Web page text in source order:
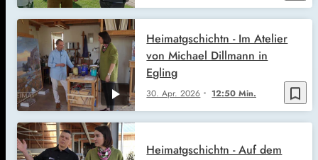
bookmark_border
30. Apr. 2026 12:50 Min.
Heimatgschichtn - Im Atelier
von Michael Dillmann in
Egling
Heimatgschichtn - Auf dem